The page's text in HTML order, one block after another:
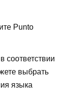
Punto
соответствии
выбрать
языка